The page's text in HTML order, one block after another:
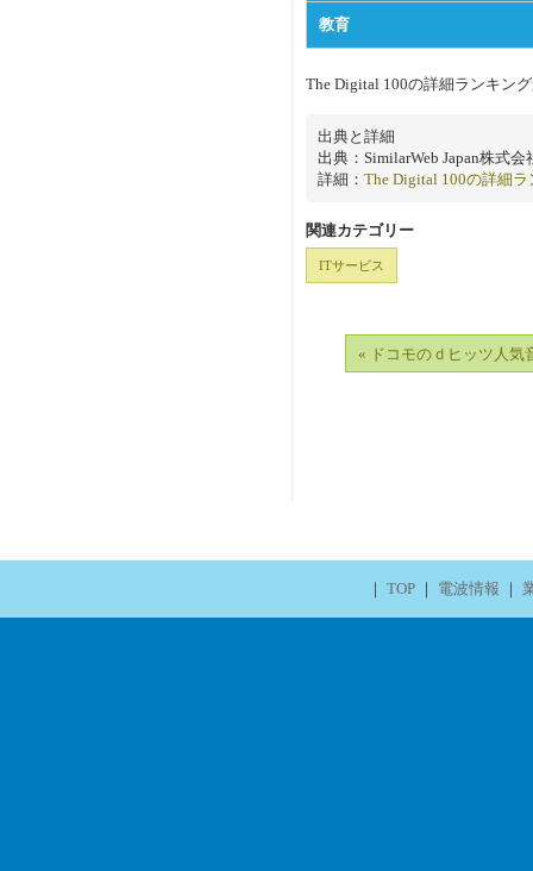
教育
The Digital 100の詳細ランキン
出典と詳細
出典：SimilarWeb Japan株式会
詳細： The Digital 100の詳細ラ
関連カテゴリー
ITサービス
« ドコモのｄヒッツ人気
｜ TOP｜ 電波情報 ｜